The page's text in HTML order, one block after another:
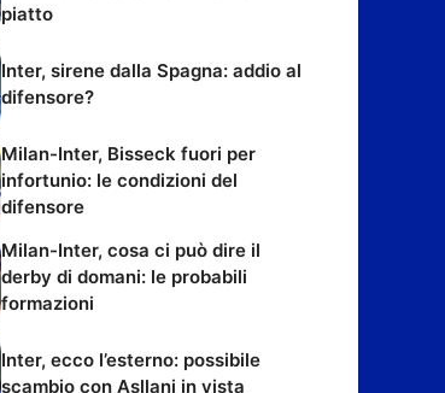
piatto
Inter, sirene dalla Spagna: addio al
difensore?
Milan-Inter, Bisseck fuori per
infortunio: le condizioni del
difensore
Milan-Inter, cosa ci può dire il
derby di domani: le probabili
formazioni
Inter, ecco l’esterno: possibile
scambio con Asllani in vista